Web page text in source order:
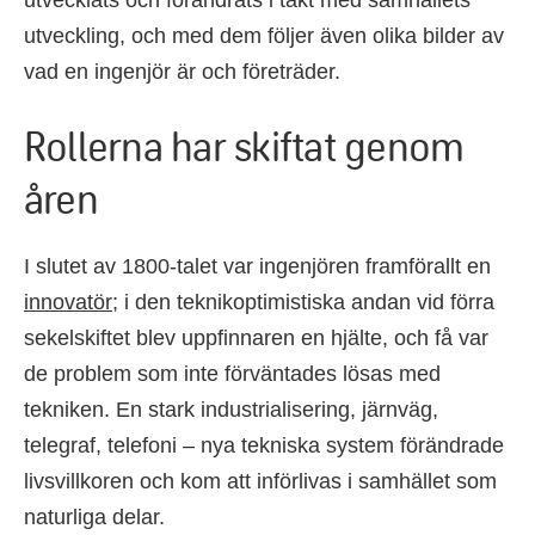
utveckling, och med dem följer även olika bilder av
vad en ingenjör är och företräder.
Rollerna har skiftat genom
åren
I slutet av 1800-talet var ingenjören framförallt en
innovatör; i den teknikoptimistiska andan vid förra
sekelskiftet blev uppfinnaren en hjälte, och få var
de problem som inte förväntades lösas med
tekniken. En stark industrialisering, järnväg,
telegraf, telefoni – nya tekniska system förändrade
livsvillkoren och kom att införlivas i samhället som
naturliga delar.